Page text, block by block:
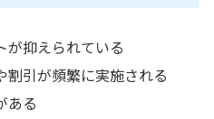
が抑えられている
割引が頻繁に実施される
ある